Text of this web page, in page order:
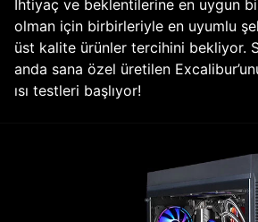
İhtiyaç ve beklentilerine en uygun
olman için birbirleriyle en uyumlu
üst kalite ürünler tercihini bekliyor.
anda sana özel üretilen
ısı testleri başlıyor!